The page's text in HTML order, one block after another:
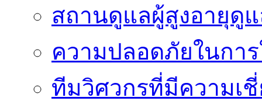
สถานดูแลผู้สูงอายุดู
ความปลอดภัยในกา
ทีมวิศวกรที่มีความเ